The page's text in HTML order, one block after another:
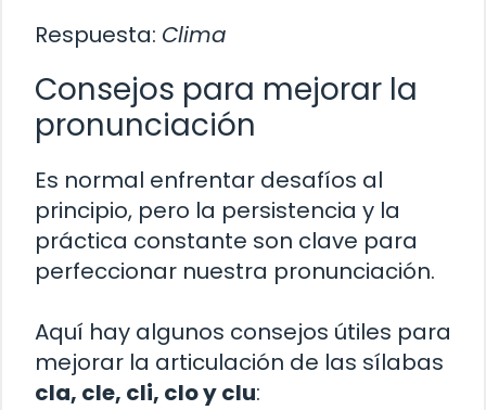
Respuesta: Clima
Consejos para mejorar la
pronunciación
Es normal enfrentar desafíos al
principio, pero la persistencia y la
práctica constante son clave para
perfeccionar nuestra pronunciación.
Aquí hay algunos consejos útiles para
mejorar la articulación de las sílabas
cla, cle, cli, clo y clu: